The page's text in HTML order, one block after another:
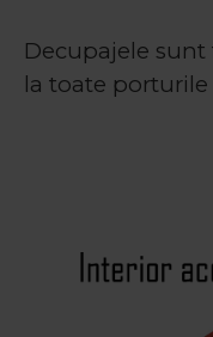
Decupajele sunt
la toate